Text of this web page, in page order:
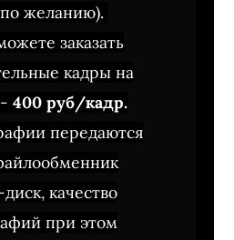
желанию).
заказать
кадры на
400 руб/кадр.
передаются
качество
при этом